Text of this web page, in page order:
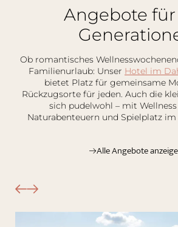
Angebote für
Ob romantisches
Familienurlaub: Unser Hotel im
bietet Platz für gemeinsame
Rückzugsorte für jeden. Auch die
sich pudelwohl – mit
Naturabenteuern und Spielplatz im
Alle Angebote